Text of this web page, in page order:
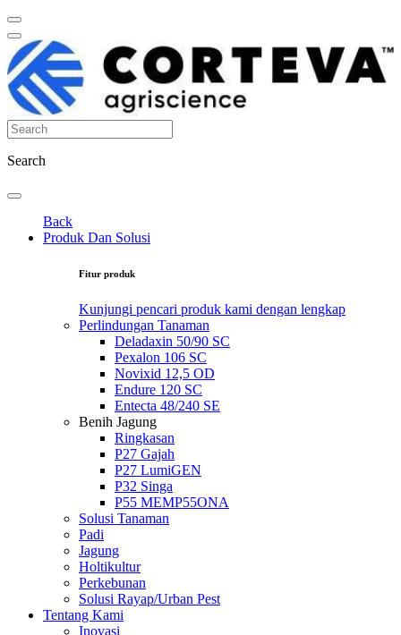
Search
Back
Produk Dan Solusi
Fitur produk
Kunjungi pencari produk kami dengan lengkap
Perlindungan Tanaman
Deladaxin 50/90 SC
Pexalon 106 SC
Novixid 12,5 OD
Endure 120 SC
Entecta 48/240 SE
Benih Jagung
Ringkasan
P27 Gajah
P27 LumiGEN
P32 Singa
P55 MEMP55ONA
Solusi Tanaman
Padi
Jagung
Holtikultur
Perkebunan
Solusi Rayap/Urban Pest
Tentang Kami
Inovasi